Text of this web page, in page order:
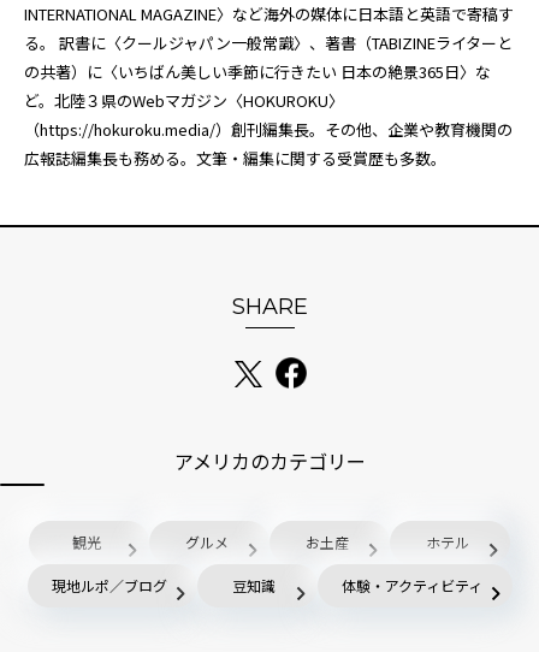
INTERNATIONAL MAGAZINE〉など海外の媒体に日本語と英語で寄稿す
る。 訳書に〈クールジャパン一般常識〉、著書（TABIZINEライターと
の共著）に〈いちばん美しい季節に行きたい 日本の絶景365日〉な
ど。北陸３県のWebマガジン〈HOKUROKU〉
（https://hokuroku.media/）創刊編集長。その他、企業や教育機関の
広報誌編集長も務める。文筆・編集に関する受賞歴も多数。
SHARE
アメリカのカテゴリー
観光 グルメ お土産 ホテル
現地ルポ／ブログ 豆知識 体験・アクティビティ